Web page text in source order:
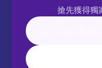
搶先獲得獨